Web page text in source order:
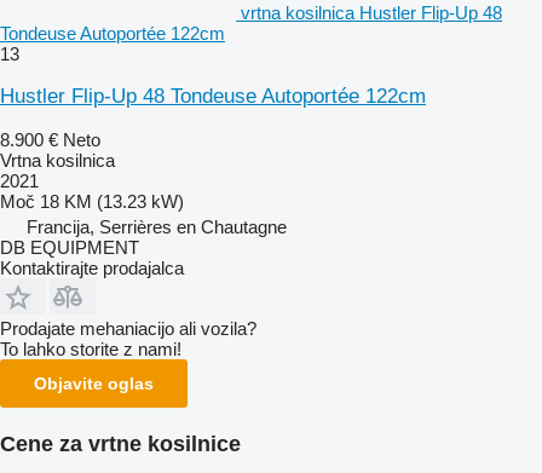
vrtna kosilnica Hustler Flip-Up 48
Tondeuse Autoportée 122cm
13
Hustler Flip-Up 48 Tondeuse Autoportée 122cm
8.900 € Neto
Vrtna kosilnica
2021
Moč 18 KM (13.23 kW)
Francija, Serrières en Chautagne
DB EQUIPMENT
Kontaktirajte prodajalca
Prodajate mehaniacijo ali vozila?
To lahko storite z nami!
Objavite oglas
Cene za vrtne kosilnice